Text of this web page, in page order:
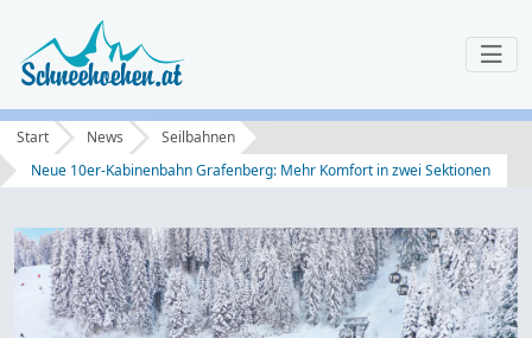
Start News
Seilbahnen
Neue 10er-Kabinenbahn Grafenberg: Mehr Komfort in zwei Sektionen